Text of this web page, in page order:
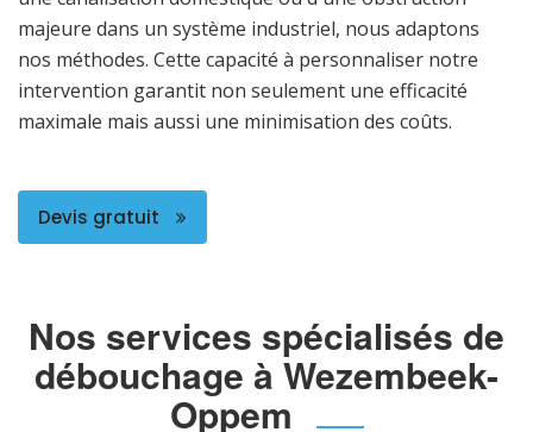
majeure dans un système industriel, nous adaptons
nos méthodes. Cette capacité à personnaliser notre
intervention garantit non seulement une efficacité
maximale mais aussi une minimisation des coûts.
Devis gratuit
Nos services spécialisés de
débouchage à Wezembeek-
Oppem